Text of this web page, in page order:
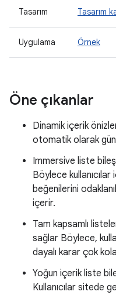
Tasarım Tasarım
Uygulama Örnek
Öne çıkanlar
Dinamik içerik
otomatik olarak
Immersive liste
Böylece
beğenilerini
içerir.
Tam kapsamlı
sağlar Böylece,
dayalı karar çok
Yoğun içerik liste
Kullanıcılar sitede